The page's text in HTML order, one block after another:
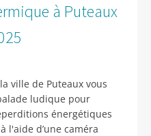
à Puteaux
la ville de Puteaux vous
ludique pour
énergétiques
l'aide d’une caméra